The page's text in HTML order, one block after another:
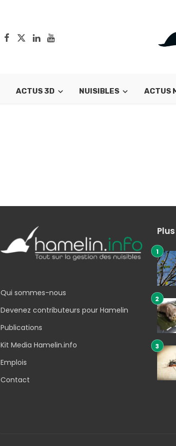
ACTUS 3D NUISIBLES ACTUS
Qui sommes-nous
Devenez contributeurs pour Hamelin
Publications
Kit Media Hamelin.info
Emplois
Contact